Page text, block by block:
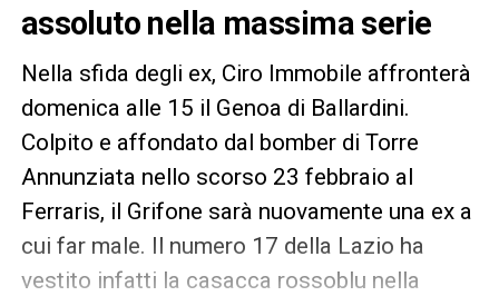
assoluto nella massima serie
Nella sfida degli ex, Ciro Immobile affronterà
domenica alle 15 il Genoa di Ballardini.
Colpito e affondato dal bomber di Torre
Annunziata nello scorso 23 febbraio al
Ferraris, il Grifone sarà nuovamente una ex a
cui far male. Il numero 17 della Lazio ha
vestito infatti la casacca rossoblu nella